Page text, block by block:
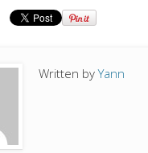
Written byYann